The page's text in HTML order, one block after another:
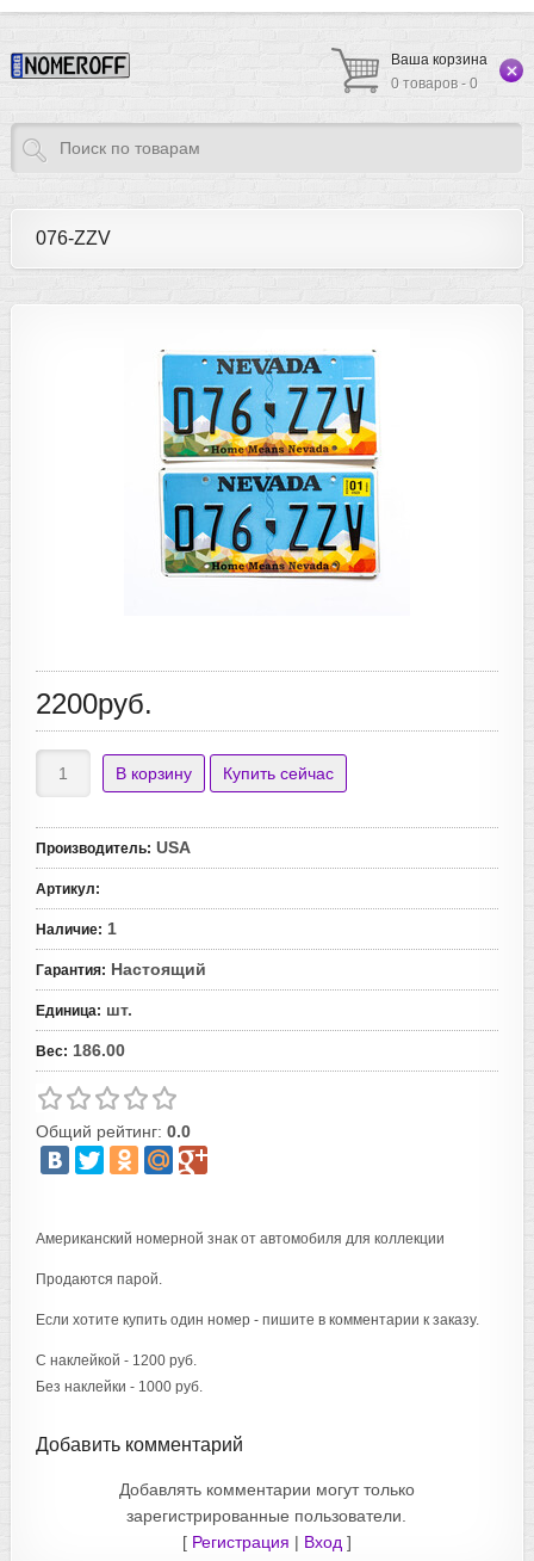
Ваша корзина
0 товаров - 0
076-ZZV
2200руб.
Производитель: USA
Артикул:
Наличие: 1
Гарантия: Настоящий
Единица: шт.
Вес: 186.00
Общий рейтинг: 0.0
Американский номерной знак от автомобиля для коллекции
Продаются парой.
Если хотите купить один номер - пишите в комментарии к заказу.
С наклейкой - 1200 руб.
Без наклейки - 1000 руб.
Добавить комментарий
Добавлять комментарии могут только
зарегистрированные пользователи.
[ Регистрация | Вход ]